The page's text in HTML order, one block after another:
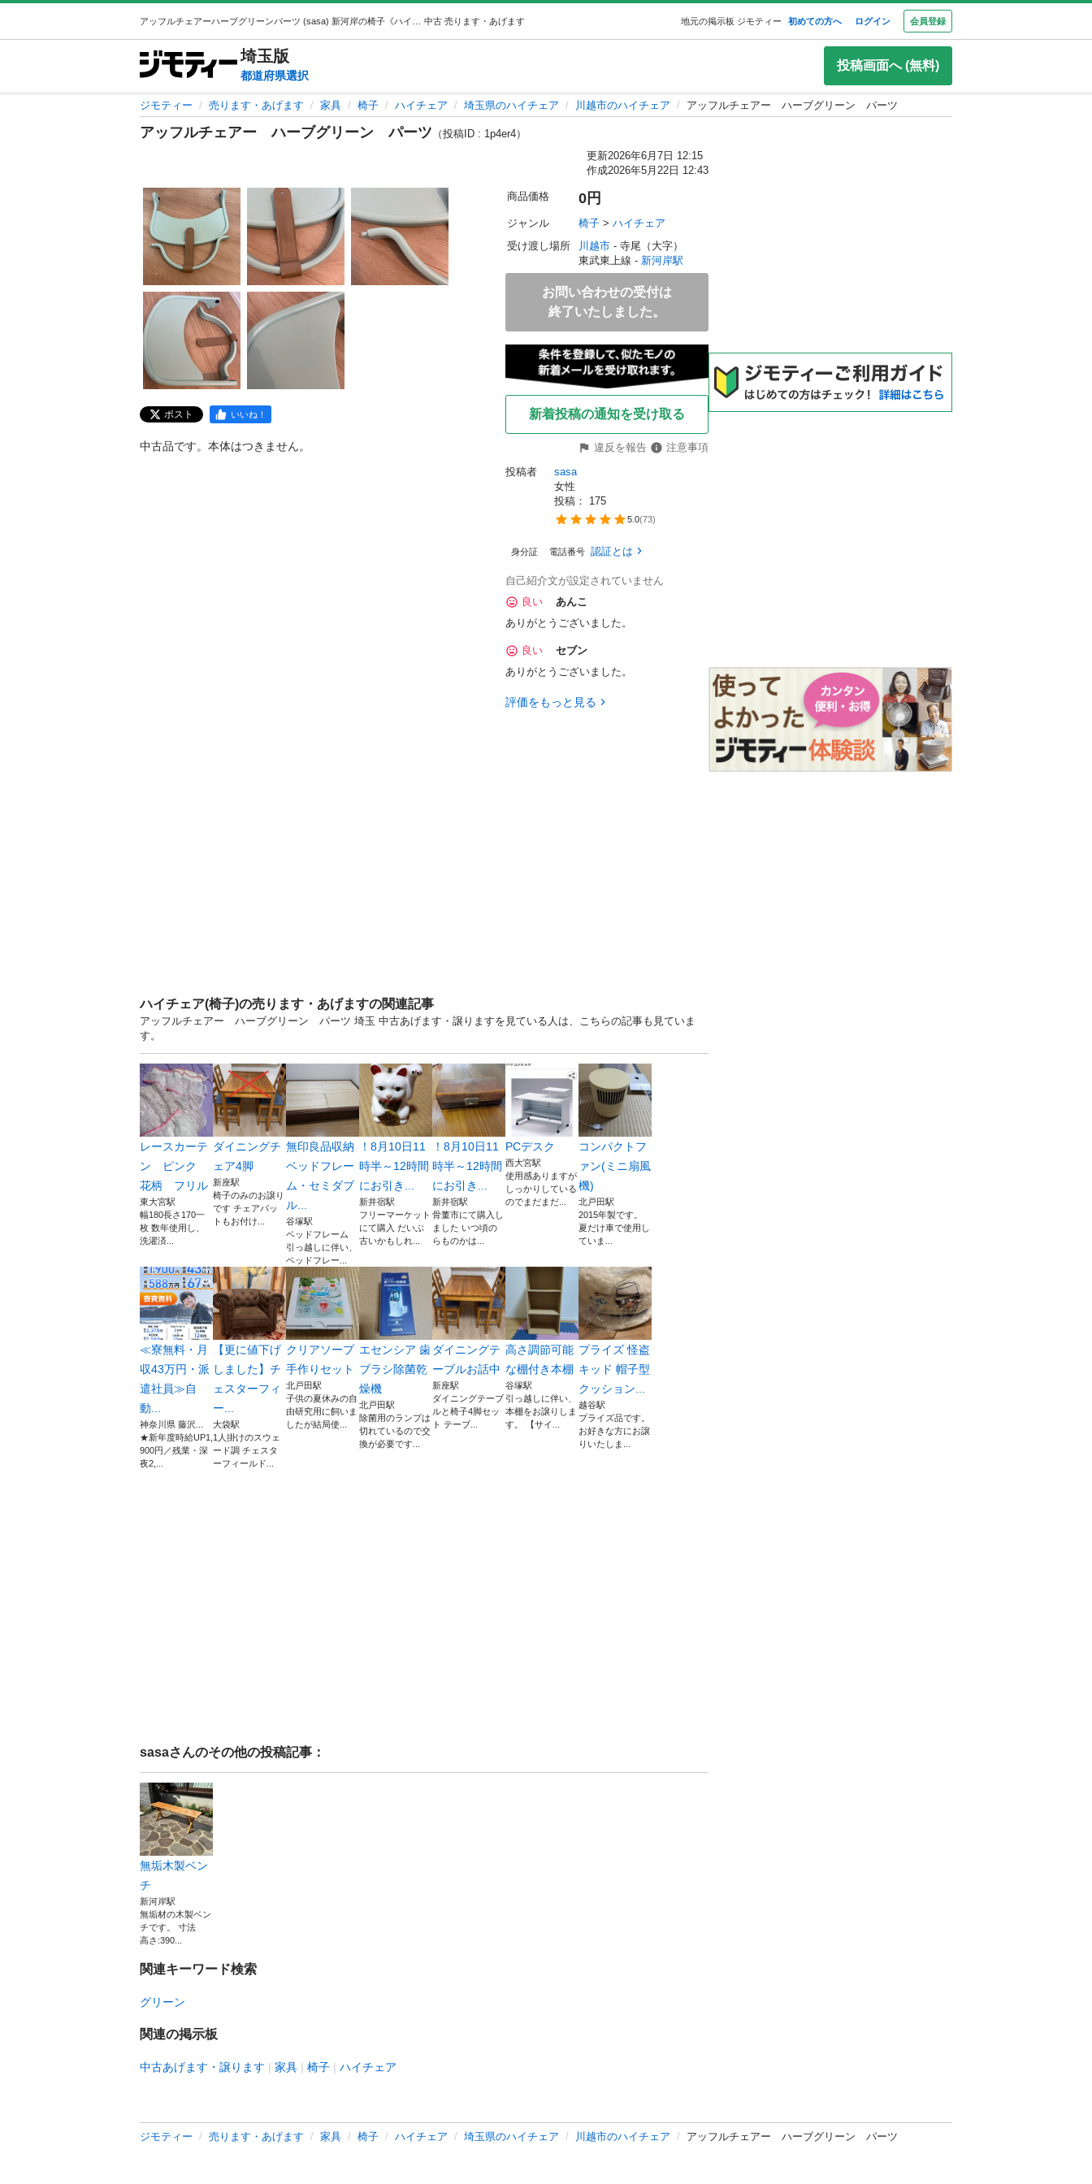
中古 売ります・あげます 地元の掲示板 ジモティー 初めての方へ ログイン 会員登録
埼玉版
都道府県選択
投稿画面へ (無料)
ジモティー 売ります・あげます 家具 椅子 ハイチェア 埼玉県のハイチェア 川越市のハイチェア アッフルチェアー ハーブグリーン パーツ
アッフルチェアー ハーブグリーン パーツ （投稿ID : 1p4er4）
更新2026年6月7日 12:15
作成2026年5月22日 12:43
ポスト いいね！
中古品です。本体はつきません。
商品価格 0円
ジャンル 椅子 > ハイチェア
受け渡し場所
川越市 - 寺尾（大字）
東武東上線 - 新河岸駅
お問い合わせの受付は
終了いたしました。
新着投稿の通知を受け取る
違反を報告
注意事項
投稿者
sasa
女性
投稿： 175
5.0(73)
身分証 電話番号 認証とは
自己紹介文が設定されていません
良い
あんこ
ありがとうございました。
良い
セブン
ありがとうございました。
評価をもっと見る
ハイチェア(椅子)の売ります・あげますの関連記事
アッフルチェアー ハーブグリーン パーツ 埼玉 中古あげます・譲りますを見ている人は、こちらの記事も見ていま
す。
レースカーテ
ン ピンク
花柄 フリル
東大宮駅
幅180長さ170一
枚 数年使用し、
洗濯済...
ダイニングチ
ェア4脚
新座駅
椅子のみのお譲り
です チェアパッ
トもお付け...
無印良品収納
ベッドフレー
ム・セミダブ
ル...
谷塚駅
ベッドフレーム
引っ越しに伴い、
ベッドフレー...
！8月10日11
時半～12時間
にお引き...
新井宿駅
フリーマーケット
にて購入 だいぶ
古いかもしれ...
！8月10日11
時半～12時間
にお引き...
新井宿駅
骨董市にて購入し
ました いつ頃の
らものかは...
PCデスク
西大宮駅
使用感ありますが
しっかりしている
のでまだまだ...
コンパクトフ
ァン(ミニ扇風
機)
北戸田駅
2015年製です。
夏だけ車で使用し
ていま...
≪寮無料・月
収43万円・派
遣社員≫自
動...
神奈川県 藤沢...
★新年度時給UP1,
900円／残業・深
夜2,...
【更に値下げ
しました】チ
ェスターフィ
ー...
大袋駅
1人掛けのスウェ
ード調 チェスタ
ーフィールド...
クリアソープ
手作りセット
北戸田駅
子供の夏休みの自
由研究用に飼いま
したが結局使...
エセンシア 歯
ブラシ除菌乾
燥機
北戸田駅
除菌用のランプは
切れているので交
換が必要です...
ダイニングテ
ーブルお話中
新座駅
ダイニングテーブ
ルと椅子4脚セッ
ト テーブ...
高さ調節可能
な棚付き本棚
谷塚駅
引っ越しに伴い、
本棚をお譲りしま
す。 【サイ...
プライズ 怪盗
キッド 帽子型
クッション...
越谷駅
プライズ品です。
お好きな方にお譲
りいたしま...
sasaさんのその他の投稿記事：
無垢木製ベン
チ
新河岸駅
無垢材の木製ベン
チです。 寸法
高さ:390...
関連キーワード検索
グリーン
関連の掲示板
中古あげます・譲ります 家具 椅子 ハイチェア
ジモティー 売ります・あげます 家具 椅子 ハイチェア 埼玉県のハイチェア 川越市のハイチェア アッフルチェアー ハーブグリーン パーツ